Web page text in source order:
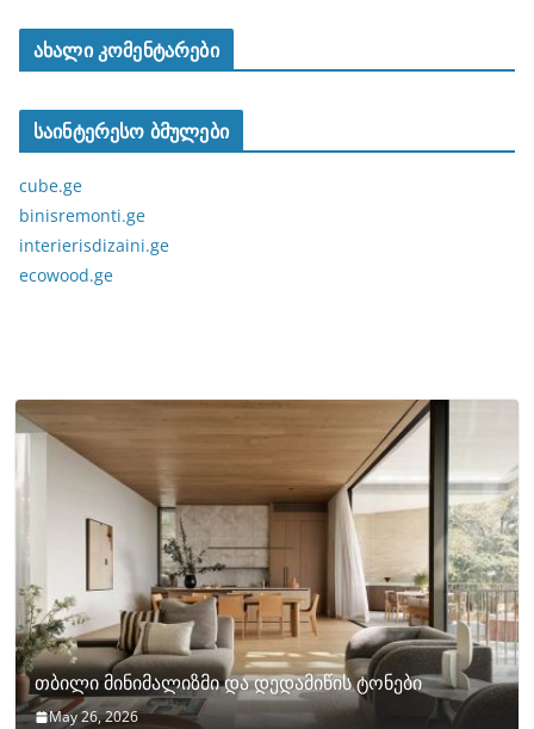
ახალი კომენტარები
საინტერესო ბმულები
cube.ge
binisremonti.ge
interierisdizaini.ge
ecowood.ge
თბილი მინიმალიზმი და დედამიწის ტონები
May 26, 2026